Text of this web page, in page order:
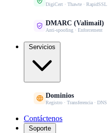
DigiCert · Thawte · RapidSSL
 DMARC (Valimail)
Anti-spoofing · Enforcement
Servicios
 Dominios
Registro · Transferencia · DNS
Contáctenos
Soporte